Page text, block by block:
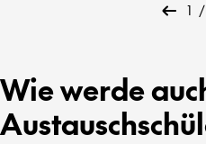
1 /
Wie werde